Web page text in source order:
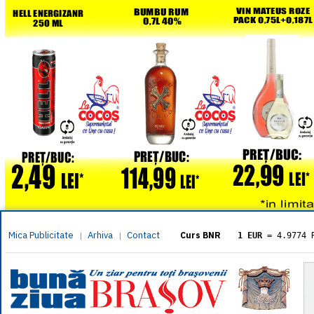
Mica Publicitate | Arhiva | Contact Curs BNR 1 EUR = 4.9774
= 5.8304
1 XAU= 464.4611
1 AED= 1.1933
1 AUD= 2.7957
1 BGN= 2.5449